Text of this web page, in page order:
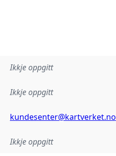
Ikkje oppgitt
Ikkje oppgitt
kundesenter@kartverket.no
Ikkje oppgitt